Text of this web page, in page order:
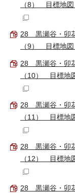
（8） 目標地図
28 黒瀬谷・卯
（9） 目標地図
28 黒瀬谷・卯
（10） 目標地
28 黒瀬谷・卯
（11） 目標地
28 黒瀬谷・卯
（12） 目標地
28 黒瀬谷・卯